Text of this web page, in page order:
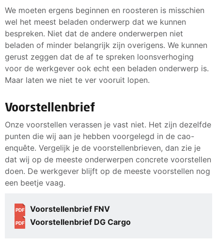
We moeten ergens beginnen en roosteren is misschien
wel het meest beladen onderwerp dat we kunnen
bespreken. Niet dat de andere onderwerpen niet
beladen of minder belangrijk zijn overigens. We kunnen
gerust zeggen dat de af te spreken loonsverhoging
voor de werkgever ook echt een beladen onderwerp is.
Maar laten we niet te ver vooruit lopen.
Voorstellenbrief
Onze voorstellen verassen je vast niet. Het zijn dezelfde
punten die wij aan je hebben voorgelegd in de cao-
enquête. Vergelijk je de voorstellenbrieven, dan zie je
dat wij op de meeste onderwerpen concrete voorstellen
doen. De werkgever blijft op de meeste voorstellen nog
een beetje vaag.
PDF Voorstellenbrief FNV
PDF Voorstellenbrief DG Cargo